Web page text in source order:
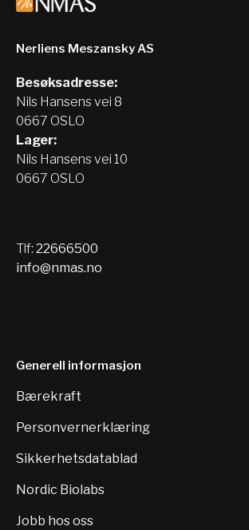
Nerliens Meszansky AS
Besøksadresse:
Nils Hansens vei 8
0667 OSLO
Lager:
Nils Hansens vei 10
0667 OSLO
Tlf: 22666500
info@nmas.no
Generell informasjon
Bærekraft
Personvernerklæring
Sikkerhetsdatablad
Nordic Biolabs
Jobb hos oss